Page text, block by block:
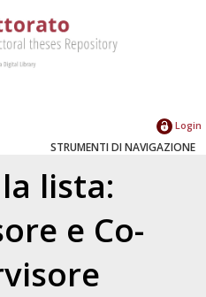
Login
STRUMENTI DI NAVIGAZIONE
lista:
e Co-